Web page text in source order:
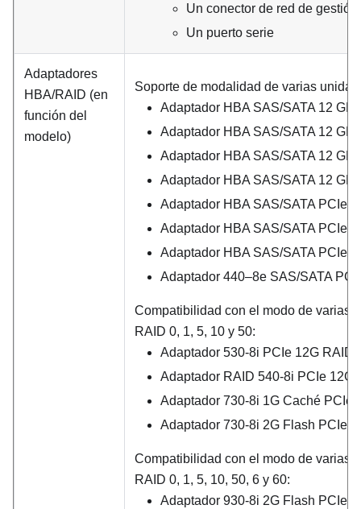
Un conector de red de
Un puerto serie
Adaptadores
HBA/RAID (en
función del
modelo)
Soporte de modalidad de varias
Adaptador HBA SAS/SATA 12 GB
Adaptador HBA SAS/SATA 12 GB
Adaptador HBA SAS/SATA 12 GB
Adaptador HBA SAS/SATA 12 GB
Adaptador HBA SAS/SATA PCIe
Adaptador HBA SAS/SATA PCIe
Adaptador HBA SAS/SATA PCIe
Adaptador 440–8e SAS/SATA
Compatibilidad con el modo de varias
RAID 0, 1, 5, 10 y 50:
Adaptador 530-8i PCIe 12G RAID
Adaptador RAID 540-8i PCIe 12G
Adaptador 730-8i 1G Caché PCIe
Adaptador 730-8i 2G Flash PCIe
Compatibilidad con el modo de varias
RAID 0, 1, 5, 10, 50, 6 y 60:
Adaptador 930-8i 2G Flash PCIe